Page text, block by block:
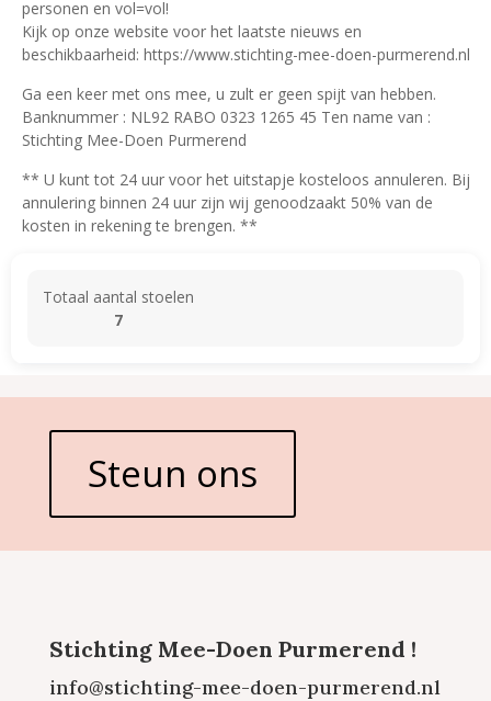
personen en vol=vol!
Kijk op onze website voor het laatste nieuws en
beschikbaarheid: https://www.stichting-mee-doen-purmerend.nl
Ga een keer met ons mee, u zult er geen spijt van hebben.
Banknummer : NL92 RABO 0323 1265 45 Ten name van :
Stichting Mee-Doen Purmerend
** U kunt tot 24 uur voor het uitstapje kosteloos annuleren. Bij
annulering binnen 24 uur zijn wij genoodzaakt 50% van de
kosten in rekening te brengen. **
Totaal aantal stoelen
7
Steun ons
Stichting Mee-Doen Purmerend !
info@stichting-mee-doen-purmerend.nl